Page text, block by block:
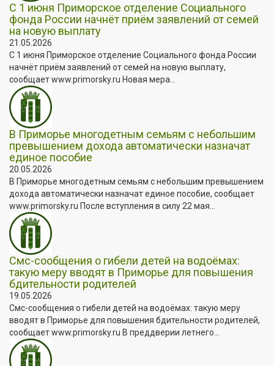
С 1 июня Приморское отделение Социального
фонда России начнёт приём заявлений от семей
на новую выплату
21.05.2026
С 1 июня Приморское отделение Социального фонда России
начнёт приём заявлений от семей на новую выплату,
сообщает www.primorsky.ru Новая мера...
В Приморье многодетным семьям с небольшим
превышением дохода автоматически назначат
единое пособие
20.05.2026
В Приморье многодетным семьям с небольшим превышением
дохода автоматически назначат единое пособие, сообщает
www.primorsky.ru После вступления в силу 22 мая...
Смс-сообщения о гибели детей на водоёмах:
такую меру вводят в Приморье для повышения
бдительности родителей
19.05.2026
Смс-сообщения о гибели детей на водоёмах: такую меру
вводят в Приморье для повышения бдительности родителей,
сообщает www.primorsky.ru В преддверии летнего...